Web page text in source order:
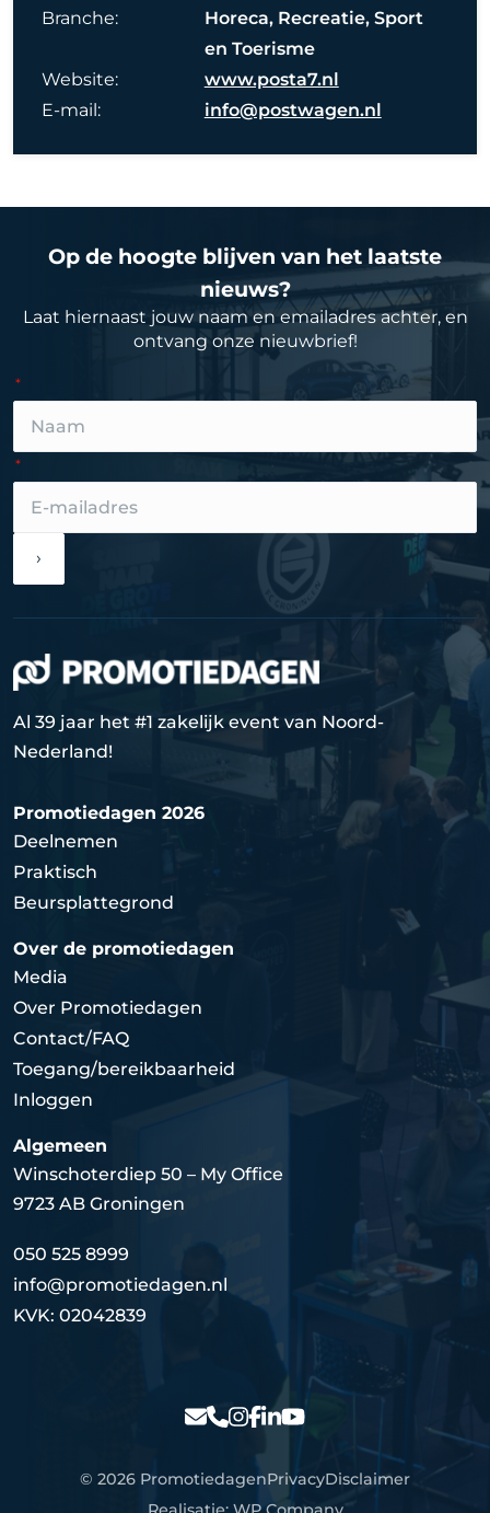
Branche:
Horeca, Recreatie, Sport
en Toerisme
Website:
www.posta7.nl
E-mail:
info@postwagen.nl
Op de hoogte blijven van het laatste
nieuws?
Laat hiernaast jouw naam en emailadres achter, en
ontvang onze nieuwbrief!
›
Al 39 jaar het #1 zakelijk event van Noord-
Nederland!
Promotiedagen 2026
Deelnemen
Praktisch
Beursplattegrond
Over de promotiedagen
Media
Over Promotiedagen
Contact/FAQ
Toegang/bereikbaarheid
Inloggen
Algemeen
Winschoterdiep 50 – My Office
9723 AB Groningen
050 525 8999
info@promotiedagen.nl
KVK: 02042839
© 2026 PromotiedagenPrivacyDisclaimer